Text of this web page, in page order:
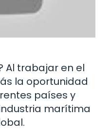
Al trabajar en el
la oportunidad
países y
marítima